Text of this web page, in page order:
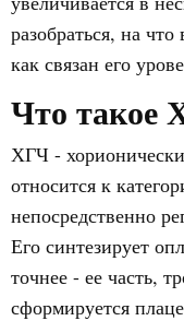
разобраться, на
как связан его
Что такое
ХГЧ -
относится к
непосредственно
Его синтезирует
точнее - ее часть,
сформируется